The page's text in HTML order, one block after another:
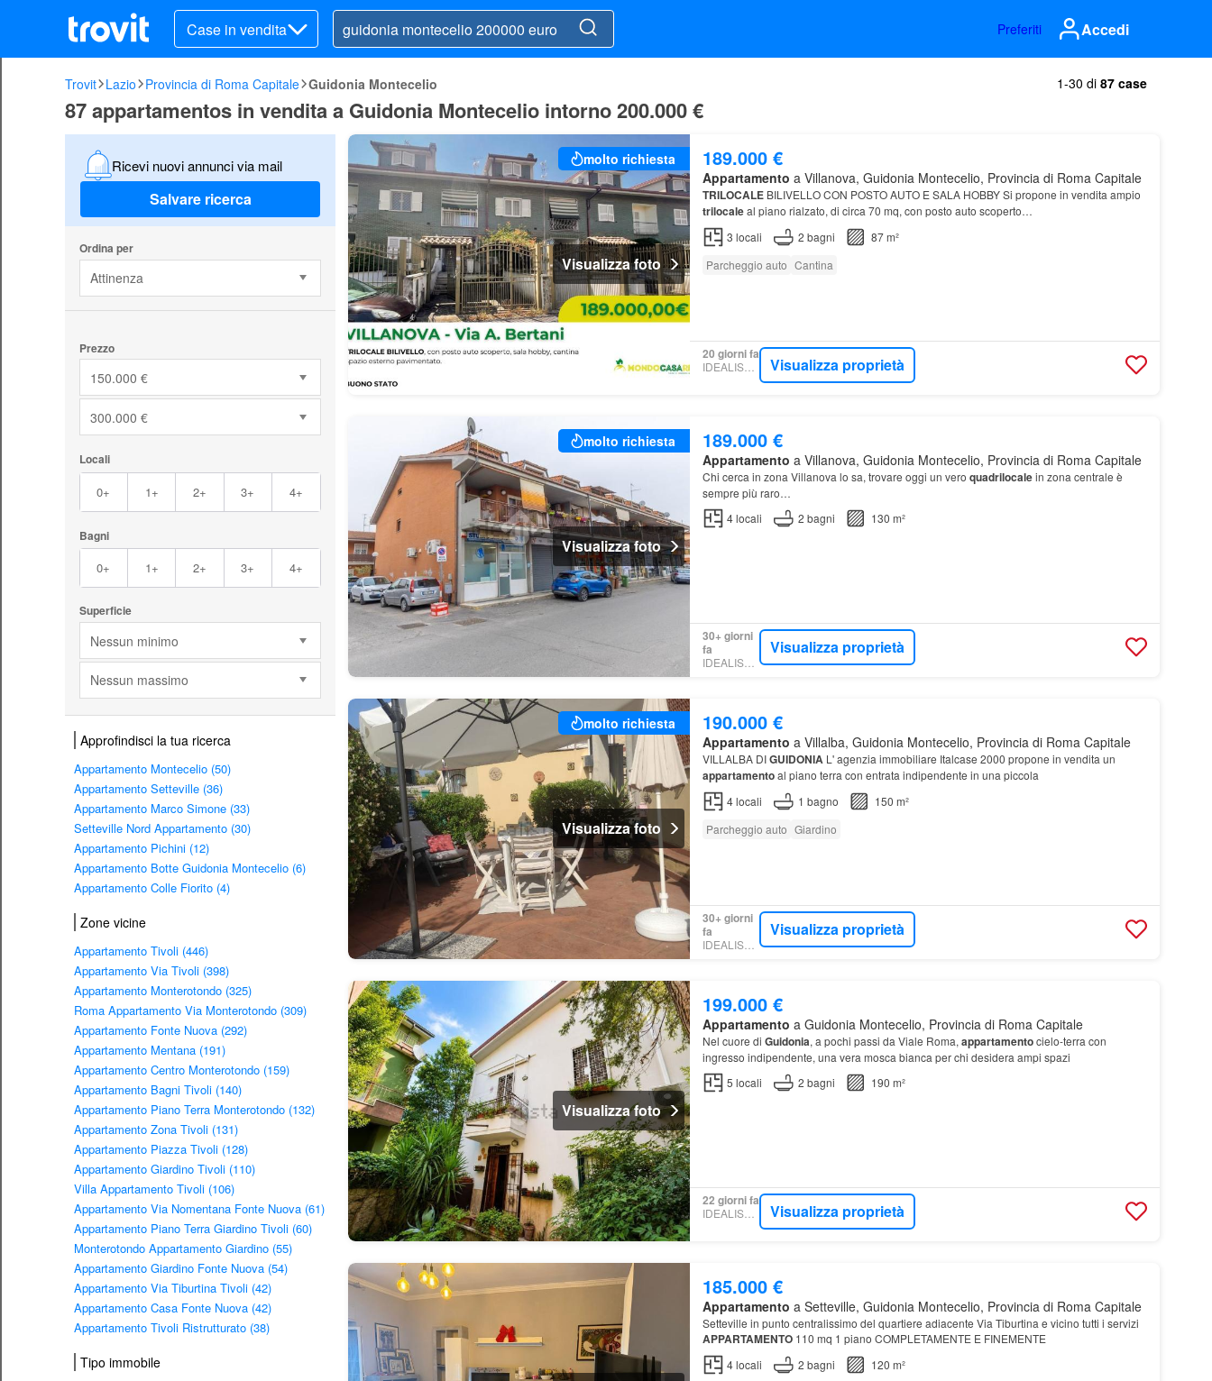
Case in vendita Preferiti Accedi
Trovit Lazio Provincia di Roma Capitale Guidonia Montecelio 1-30 di 87 case
87 appartamentos in vendita a Guidonia Montecelio intorno 200.000 €
Ricevi nuovi annunci via mail
Salvare ricerca
Ordina per
Attinenza
Prezzo
150.000 €
300.000 €
Locali
0+ 1+ 2+ 3+ 4+
Bagni
0+ 1+ 2+ 3+ 4+
Superficie
Nessun minimo
Nessun massimo
Approfindisci la tua ricerca
Appartamento Montecelio (50)
Appartamento Setteville (36)
Appartamento Marco Simone (33)
Setteville Nord Appartamento (30)
Appartamento Pichini (12)
Appartamento Botte Guidonia Montecelio (6)
Appartamento Colle Fiorito (4)
Zone vicine
Appartamento Tivoli (446)
Appartamento Via Tivoli (398)
Appartamento Monterotondo (325)
Roma Appartamento Via Monterotondo (309)
Appartamento Fonte Nuova (292)
Appartamento Mentana (191)
Appartamento Centro Monterotondo (159)
Appartamento Bagni Tivoli (140)
Appartamento Piano Terra Monterotondo (132)
Appartamento Zona Tivoli (131)
Appartamento Piazza Tivoli (128)
Appartamento Giardino Tivoli (110)
Villa Appartamento Tivoli (106)
Appartamento Via Nomentana Fonte Nuova (61)
Appartamento Piano Terra Giardino Tivoli (60)
Monterotondo Appartamento Giardino (55)
Appartamento Giardino Fonte Nuova (54)
Appartamento Via Tiburtina Tivoli (42)
Appartamento Casa Fonte Nuova (42)
Appartamento Tivoli Ristrutturato (38)
Tipo immobile
molto richiesta
Visualizza foto
189.000 €
Appartamento a Villanova, Guidonia Montecelio, Provincia di Roma Capitale
TRILOCALEBILIVELLO CON POSTO AUTO E SALA HOBBY Si propone in vendita ampio
trilocaleal piano rialzato, di circa 70 mq, con posto auto scoperto…
3 locali 2 bagni
87 m²
Parcheggio auto Cantina
20 giorni fa
IDEALISTA.IT Visualizza proprietà
molto richiesta
Visualizza foto
189.000 €
Appartamento a Villanova, Guidonia Montecelio, Provincia di Roma Capitale
Chi cerca in zona Villanova lo sa, trovare oggi un vero quadrilocalein zona centrale è
sempre più raro…
4locali 2 bagni 130 m²
30+ giorni
fa
IDEALISTA.IT
Visualizza proprietà
molto richiesta
Visualizza foto
190.000 €
Appartamento a Villalba, Guidonia Montecelio, Provincia di Roma Capitale
VILLALBA DIGUIDONIA L' agenzia immobiliare Italcase 2000 propone in vendita un
appartamentoal piano terra con entrata indipendente in una piccola
4locali 1 bagno
150 m²
Parcheggio auto Giardino
30+ giorni
fa
IDEALISTA.IT
Visualizza proprietà
Visualizza foto
199.000 €
Appartamento a Guidonia Montecelio, Provincia di Roma Capitale
Nel cuore di Guidonia, a pochi passi da Viale Roma, appartamentocielo-terra con
ingresso indipendente, una vera mosca bianca per chi desidera ampi spazi
5 locali 2 bagni 190 m²
22 giorni fa
IDEALISTA.IT Visualizza proprietà
185.000 €
Appartamento a Setteville, Guidonia Montecelio, Provincia di Roma Capitale
Setteville in punto centralissimo del quartiere adiacente Via Tiburtina e vicino tutti i servizi
APPARTAMENTO110 mq 1 piano COMPLETAMENTE E FINEMENTE
4locali 2 bagni
120 m²